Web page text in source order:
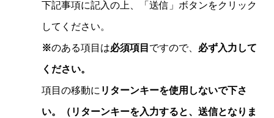
下記事項に記入の上、「送信」ボタンをクリック
してください。
※のある項目は必須項目 ですので、 必ず入力して
ください。
項目の移動に リターンキーを使用しないで下さ
い。（リターンキーを入力すると、送信となりま